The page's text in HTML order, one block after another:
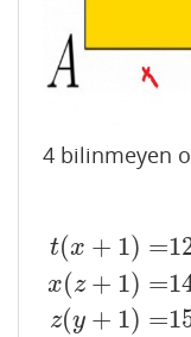
4 bilinmeyen
t(x + 1) =
x(z + 1) =
z(y + 1) =
t(x+1 = 12x 1)